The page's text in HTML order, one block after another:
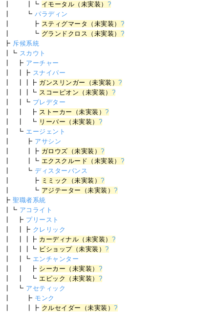
┃ ┃┗ イモータル（未実装） ?
┃ ┗パラディン
┃ ┣ スティグマータ（未実装） ?
┃ ┗ グランドクロス（未実装） ?
┣ 斥候系統
┃┗ スカウト
┃ ┣ アーチャー
┃ ┃┣ スナイパー
┃ ┃┃┣ ガンスリンガー（未実装）?
┃ ┃┃┗ スコーピオン（未実装） ?
┃ ┃┗ プレデター
┃ ┃ ┣ ストーカー（未実装）?
┃ ┃ ┗ リーバー（未実装） ?
┃ ┗ エージェント
┃ ┣ アサシン
┃ ┃┣ ガロウズ（未実装）?
┃ ┃┗ エクスクルード（未実装） ?
┃ ┗ディスターバンス
┃ ┣ ミミック（未実装）?
┃ ┗ アジテーター（未実装）?
┣聖職者系統
┃┗ アコライト
┃ ┣ プリースト
┃ ┃┣ クレリック
┃ ┃┃┣ カーディナル（未実装） ?
┃ ┃┃┗ ビショップ（未実装）?
┃ ┃┗ エンチャンター
┃ ┃ ┣ シーカー（未実装） ?
┃ ┃ ┗ エピック（未実装） ?
┃ ┗ アセティック
┃ ┣ モンク
┃ ┃┣ クルセイダー（未実装）?